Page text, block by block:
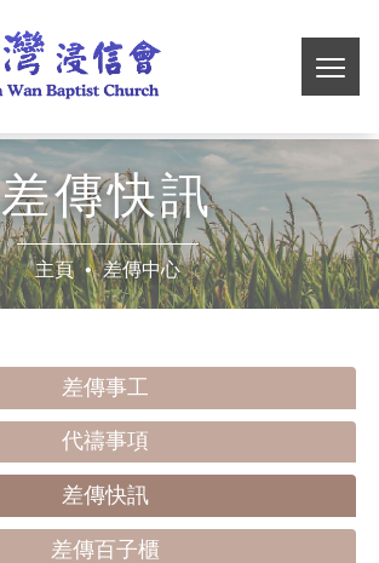
切
選
浸
信
會
差傳快訊
主頁 差傳中心
差傳事工
代禱事項
差傳快訊
差傳百子櫃